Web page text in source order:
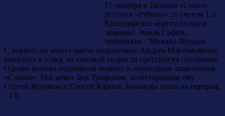
17 октября в Тюмени «Сокол»
уступил «Рубину» со счетом 1:3.
Красноярские ворота сегодня
защищал Эмиль Сафин,
тюменские - Михаил Шукаев.
С первых же минут матча подопечные Андрея Мартемьянова
ринулись в атаку, на высокой скорости прессингуя соперника.
Однако хозяева подловили момент и переиграли защитников
«Сокола». Гол забил Лев Трифонов, ассистировали ему
Сергей Журиков и Сергей Карпов. Команды ушли на перерыв
- 1:0.